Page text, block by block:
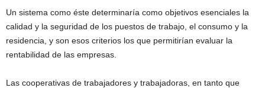
Un sistema como éste determinaría como objetivos esenciales la
calidad y la seguridad de los puestos de trabajo, el consumo y la
residencia, y son esos criterios los que permitirían evaluar la
rentabilidad de las empresas.
Las cooperativas de trabajadores y trabajadoras, en tanto que